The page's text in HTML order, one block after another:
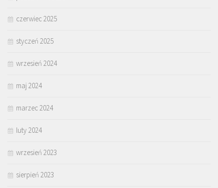
czerwiec 2025
styczeń 2025
wrzesień 2024
maj 2024
marzec 2024
luty 2024
wrzesień 2023
sierpień 2023